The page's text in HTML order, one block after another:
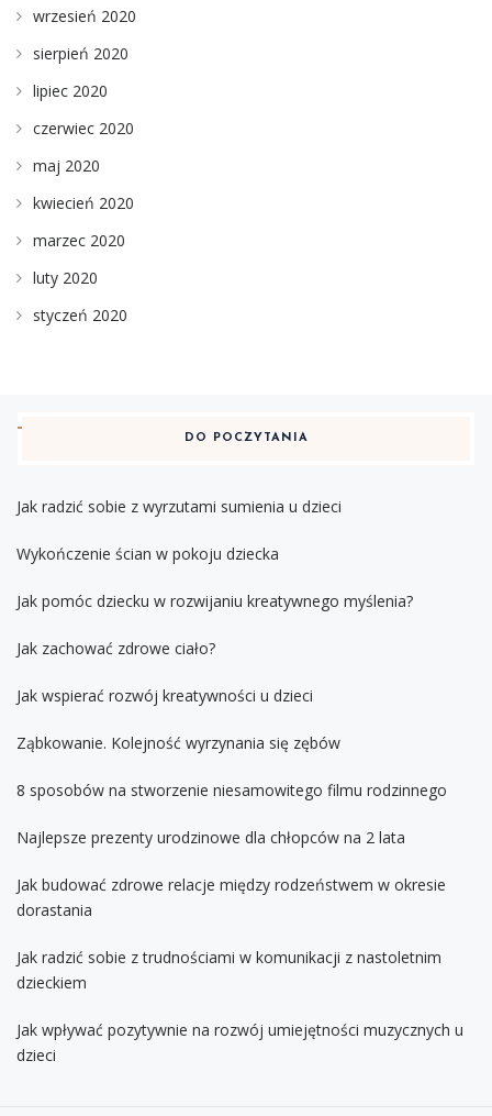
wrzesień 2020
sierpień 2020
lipiec 2020
czerwiec 2020
maj 2020
kwiecień 2020
marzec 2020
luty 2020
styczeń 2020
DO POCZYTANIA
Jak radzić sobie z wyrzutami sumienia u dzieci
Wykończenie ścian w pokoju dziecka
Jak pomóc dziecku w rozwijaniu kreatywnego myślenia?
Jak zachować zdrowe ciało?
Jak wspierać rozwój kreatywności u dzieci
Ząbkowanie. Kolejność wyrzynania się zębów
8 sposobów na stworzenie niesamowitego filmu rodzinnego
Najlepsze prezenty urodzinowe dla chłopców na 2 lata
Jak budować zdrowe relacje między rodzeństwem w okresie
dorastania
Jak radzić sobie z trudnościami w komunikacji z nastoletnim
dzieckiem
Jak wpływać pozytywnie na rozwój umiejętności muzycznych u
dzieci